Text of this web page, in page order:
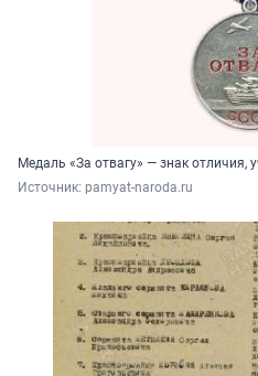
Медаль «За отвагу» — знак отличия,
Источник: pamyat-naroda.ru